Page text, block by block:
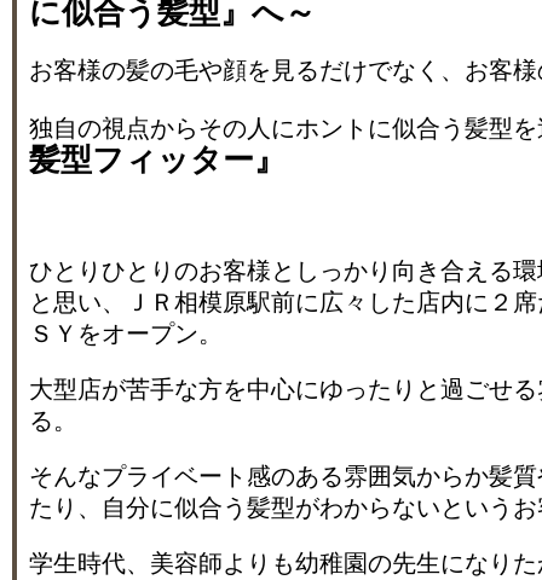
に似合う髪型』へ～
お客様の髪の毛や顔を見るだけでなく、お客
独自の視点からその人にホントに似合う髪型
髪型フィッター』
ひとりひとりのお客様としっかり向き合える
と思い、ＪＲ相模原駅前に広々した店内に２
ＳＹをオープン。
大型店が苦手な方を中心にゆったりと過ごせ
る。
そんなプライベート感のある雰囲気からか髪
たり、自分に似合う髪型がわからないという
学生時代、美容師よりも幼稚園の先生になり